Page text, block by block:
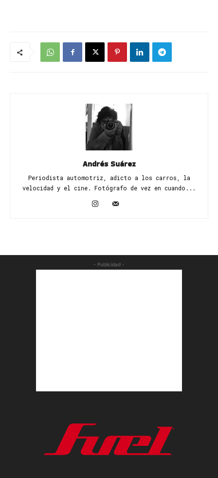
Andrés Suárez
Periodista automotriz, adicto a los carros, la
velocidad y el cine. Fotógrafo de vez en cuando...
- Publicidad -